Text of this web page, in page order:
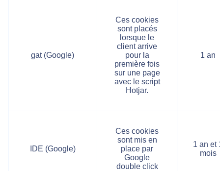
gat (Google)
Ces cookies
sont placés
lorsque le
client arrive
pour la
première fois
sur une page
avec le script
Hotjar.
1 an
IDE (Google)
Ces cookies
sont mis en
place par
Google
double click
1 an et
mois